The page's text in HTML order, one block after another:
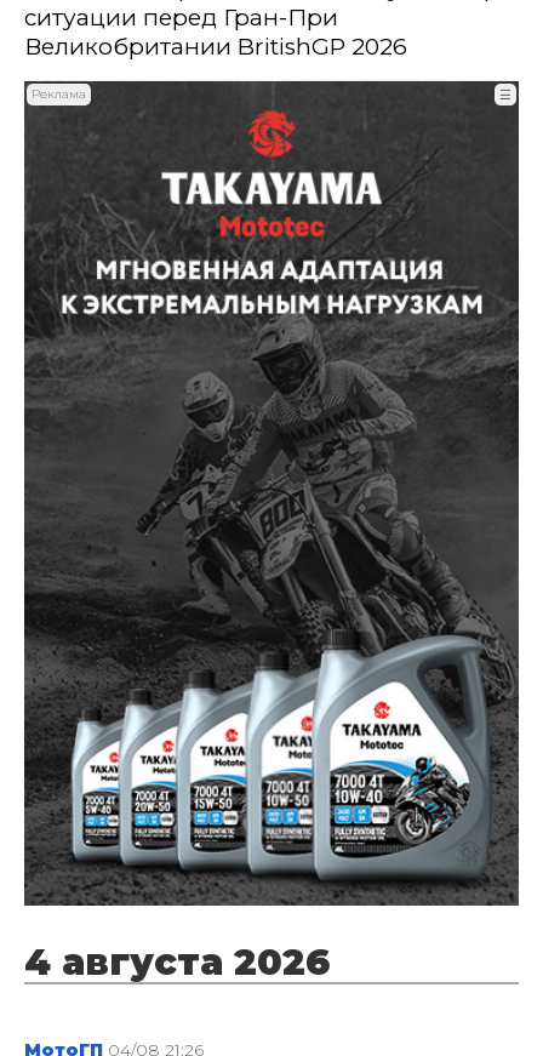
ситуации перед Гран-При
Великобритании BritishGP 2026
Реклама ☰
4 августа 2026
МотоГП 04/08 21:26